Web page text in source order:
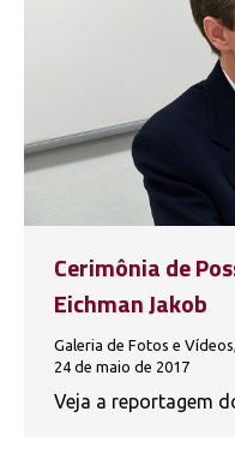
Cerimônia de
Eichman Jakob
Galeria de Fotos e Vídeos,
24 de maio de 2017
Veja a reportagem